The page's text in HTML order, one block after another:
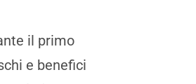
il primo
e benefici